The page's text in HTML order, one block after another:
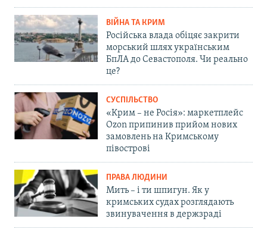
ВІЙНА ТА КРИМ
Російська влада обіцяє закрити
морський шлях українським
БпЛА до Севастополя. Чи реально
це?
СУСПІЛЬСТВО
«Крим – не Росія»: маркетплейс
Ozon припинив прийом нових
замовлень на Кримському
півострові
ПРАВА ЛЮДИНИ
Мить – і ти шпигун. Як у
кримських судах розглядають
звинувачення в держзраді